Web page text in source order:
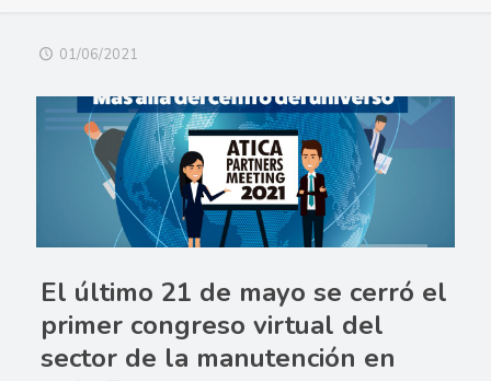
01/06/2021
El último 21 de mayo se cerró el
primer congreso virtual del
sector de la manutención en